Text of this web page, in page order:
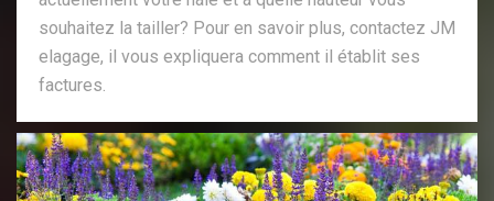
souhaitez la tailler? Pour en savoir plus, contactez JM
elagage, il vous expliquera comment il établit ses
factures.